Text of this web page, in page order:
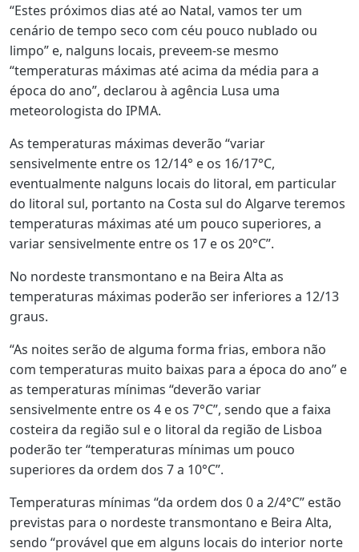
“Estes próximos dias até ao Natal, vamos ter um
cenário de tempo seco com céu pouco nublado ou
limpo” e, nalguns locais, preveem-se mesmo
“temperaturas máximas até acima da média para a
época do ano”, declarou à agência Lusa uma
meteorologista do IPMA.
As temperaturas máximas deverão “variar
sensivelmente entre os 12/14° e os 16/17°C,
eventualmente nalguns locais do litoral, em particular
do litoral sul, portanto na Costa sul do Algarve teremos
temperaturas máximas até um pouco superiores, a
variar sensivelmente entre os 17 e os 20°C”.
No nordeste transmontano e na Beira Alta as
temperaturas máximas poderão ser inferiores a 12/13
graus.
“As noites serão de alguma forma frias, embora não
com temperaturas muito baixas para a época do ano” e
as temperaturas mínimas “deverão variar
sensivelmente entre os 4 e os 7°C”, sendo que a faixa
costeira da região sul e o litoral da região de Lisboa
poderão ter “temperaturas mínimas um pouco
superiores da ordem dos 7 a 10°C”.
Temperaturas mínimas “da ordem dos 0 a 2/4°C” estão
previstas para o nordeste transmontano e Beira Alta,
sendo “provável que em alguns locais do interior norte